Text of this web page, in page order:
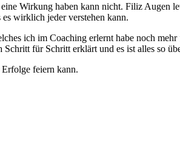
Wirkung haben kann nicht. Filiz
wirklich jeder verstehen kann.
ich im Coaching erlernt habe noch
für Schritt erklärt und es ist alles so
feiern kann.